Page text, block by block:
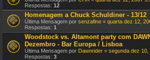
Respostas: 12
Homenagem a Chuck Schuldiner - 13/12
Última Mensagem por senzafine « quarta dez 12,
Respostas: 1
Woodstock vs. Altamont party com
Dezembro - Bar Europa / Lisboa
Última Mensagem por Dawnrider « segunda dez 10,
Respostas: 3